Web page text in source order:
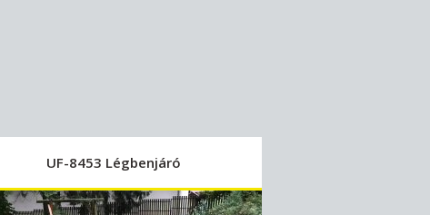
UF-8453 Légbenjáró